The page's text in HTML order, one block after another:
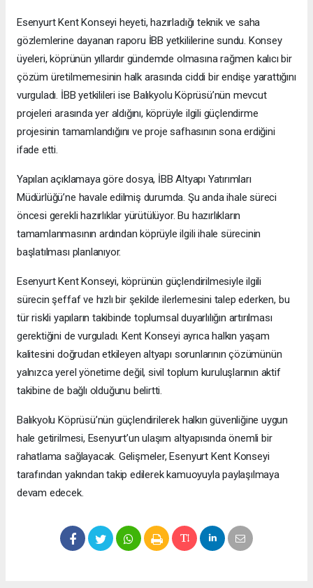
Esenyurt Kent Konseyi heyeti, hazırladığı teknik ve saha
gözlemlerine dayanan raporu İBB yetkililerine sundu. Konsey
üyeleri, köprünün yıllardır gündemde olmasına rağmen kalıcı bir
çözüm üretilmemesinin halk arasında ciddi bir endişe yarattığını
vurguladı. İBB yetkilileri ise Balıkyolu Köprüsü’nün mevcut
projeleri arasında yer aldığını, köprüyle ilgili güçlendirme
projesinin tamamlandığını ve proje safhasının sona erdiğini
ifade etti.
Yapılan açıklamaya göre dosya, İBB Altyapı Yatırımları
Müdürlüğü’ne havale edilmiş durumda. Şu anda ihale süreci
öncesi gerekli hazırlıklar yürütülüyor. Bu hazırlıkların
tamamlanmasının ardından köprüyle ilgili ihale sürecinin
başlatılması planlanıyor.
Esenyurt Kent Konseyi, köprünün güçlendirilmesiyle ilgili
sürecin şeffaf ve hızlı bir şekilde ilerlemesini talep ederken, bu
tür riskli yapıların takibinde toplumsal duyarlılığın artırılması
gerektiğini de vurguladı. Kent Konseyi ayrıca halkın yaşam
kalitesini doğrudan etkileyen altyapı sorunlarının çözümünün
yalnızca yerel yönetime değil, sivil toplum kuruluşlarının aktif
takibine de bağlı olduğunu belirtti.
Balıkyolu Köprüsü’nün güçlendirilerek halkın güvenliğine uygun
hale getirilmesi, Esenyurt’un ulaşım altyapısında önemli bir
rahatlama sağlayacak. Gelişmeler, Esenyurt Kent Konseyi
tarafından yakından takip edilerek kamuoyuyla paylaşılmaya
devam edecek.